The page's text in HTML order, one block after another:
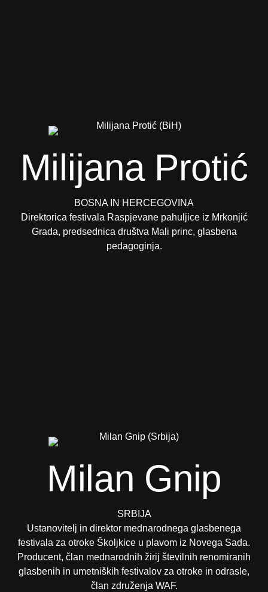
Milijana Protić
BOSNA IN HERCEGOVINA
Direktorica festivala Raspjevane pahuljice iz Mrkonjić
Grada, predsednica društva Mali princ, glasbena
pedagoginja.
Milan Gnip
SRBIJA
Ustanovitelj in direktor mednarodnega glasbenega
festivala za otroke Školjkice u plavom iz Novega Sada.
Producent, član mednarodnih žirij številnih renomiranih
glasbenih in umetniških festivalov za otroke in odrasle,
član združenja WAF.